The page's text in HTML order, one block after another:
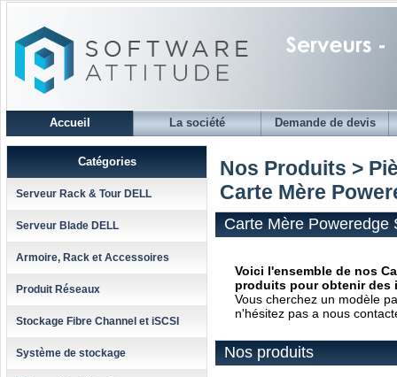
Accueil La société Demande de devis
Catégories
Serveur Rack & Tour DELL
Serveur Blade DELL
Armoire, Rack et Accessoires
Produit Réseaux
Stockage Fibre Channel et iSCSI
Système de stockage
Nos Produits >
Carte Mère
Carte Mère Poweredge
Voici l'ensemble de nos
produits pour obtenir des
Vous cherchez un modèle
n'hésitez pas a nous
Nos produits